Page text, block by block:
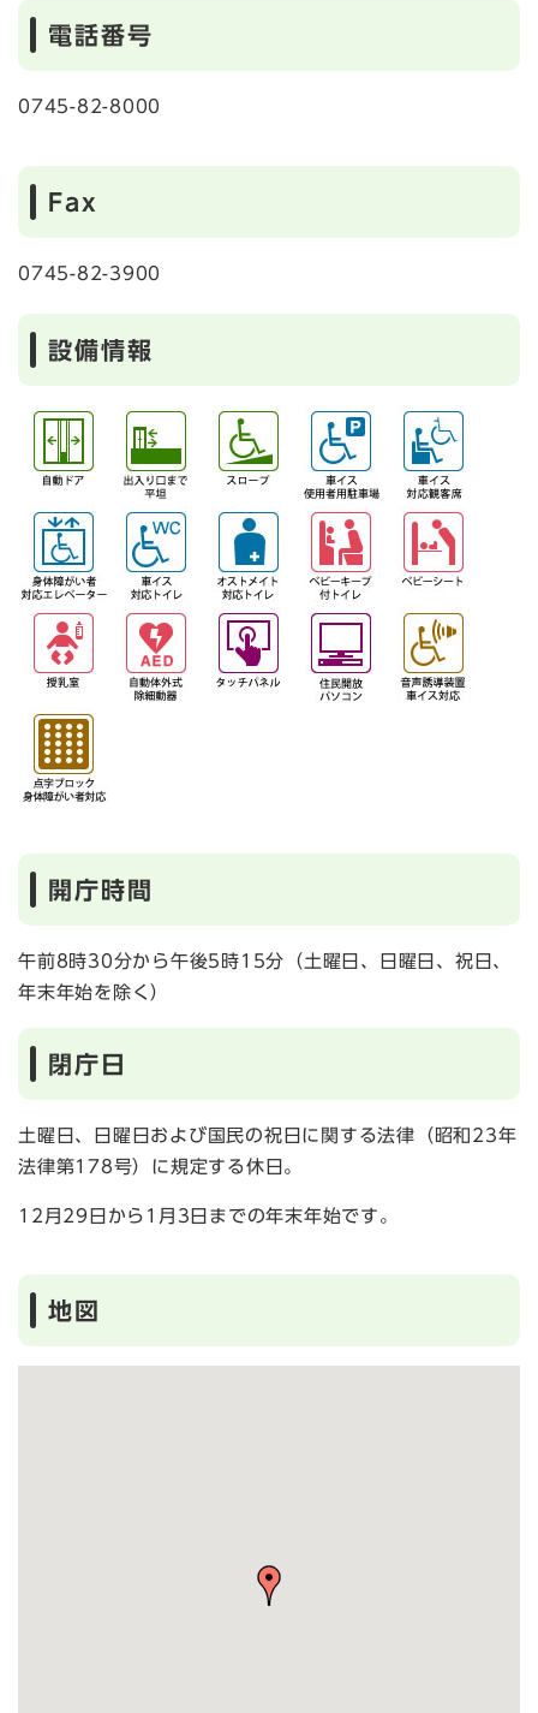
電話番号
0745-82-8000
Fax
0745-82-3900
設備情報
開庁時間
午前8時30分から午後5時15分（土曜日、日曜日、祝日、
年末年始を除く）
閉庁日
土曜日、日曜日および国民の祝日に関する法律（昭和23年
法律第178号）に規定する休日。
12月29日から1月3日までの年末年始です。
地図